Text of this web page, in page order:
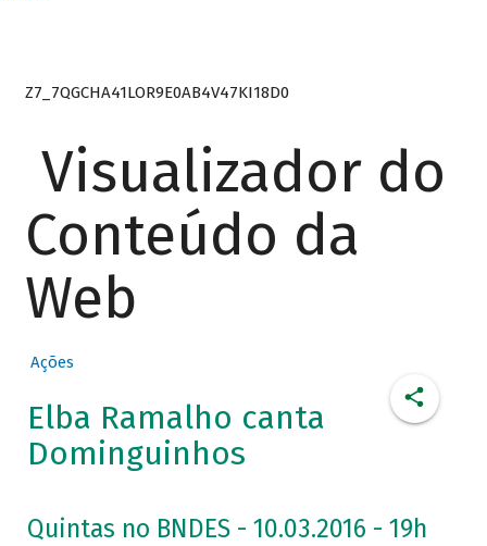
Z7_7QGCHA41LOR9E0AB4V47KI18D0
Visualizador do
Conteúdo da
Web
Ações
Elba Ramalho canta
Dominguinhos
Quintas no BNDES - 10.03.2016 - 19h